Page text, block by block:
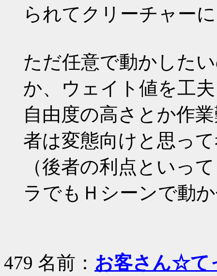
られてクリーチャー
ただ任意で動かした
か、ウェイト値を工
自由度の高さとか作
者は変態向けと思っ
（後者の利点といっ
ラでもＨシーンで動
479 名前： お客さん☆て